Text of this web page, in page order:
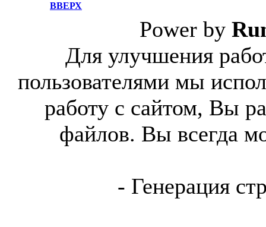
ВВЕРХ
Power by
Для улучшения
пользователями мы
работу с сайтом, Вы
файлов. Вы всегда
- Генерация